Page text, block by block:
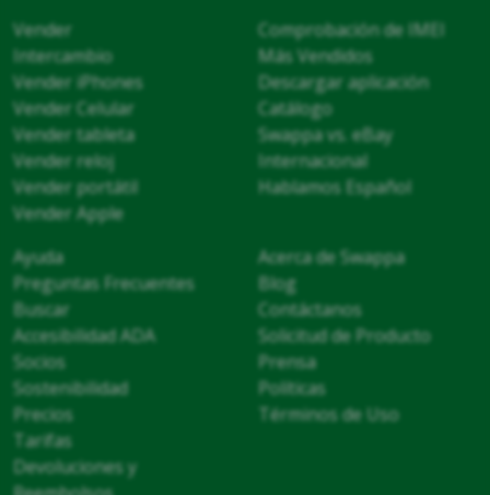
Vender
Intercambio
Vender iPhones
Vender Celular
Vender tableta
Vender reloj
Vender portátil
Vender Apple
Comprobación de IMEI
Más Vendidos
Descargar aplicación
Catálogo
Swappa vs. eBay
Internacional
Hablamos Español
Ayuda
Preguntas Frecuentes
Buscar
Accesibilidad ADA
Socios
Sostenibilidad
Precios
Tarifas
Devoluciones y
Acerca de Swappa
Blog
Contáctanos
Solicitud de Producto
Prensa
Políticas
Términos de Uso